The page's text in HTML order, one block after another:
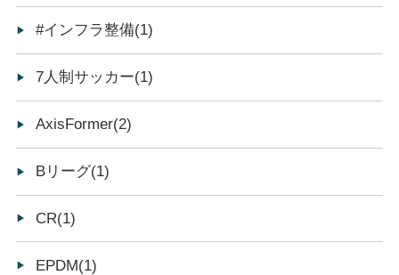
#インフラ整備(1)
7人制サッカー(1)
AxisFormer(2)
Bリーグ(1)
CR(1)
EPDM(1)